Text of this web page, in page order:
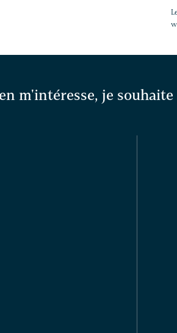
m'intéresse, je